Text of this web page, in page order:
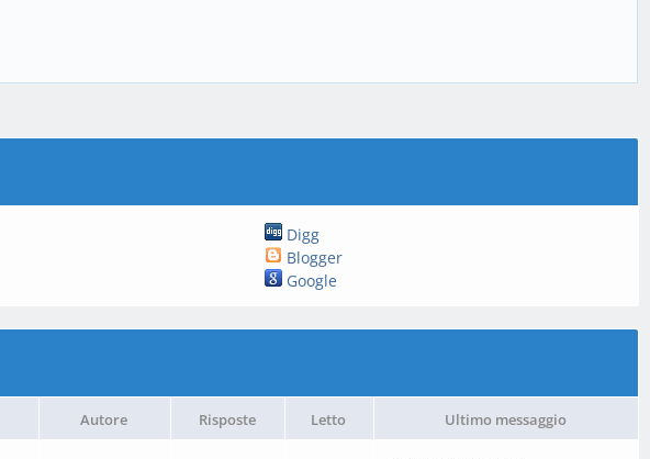
Digg
Blogger
Google
Autore Risposte Letto Ultimo messaggio